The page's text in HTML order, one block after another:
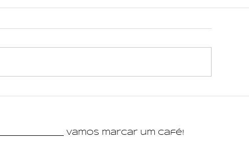
CrieMus promove residência
músico Thomaz Souza em
Moda produzida
de Minas Gerais
vamos marcar um café!